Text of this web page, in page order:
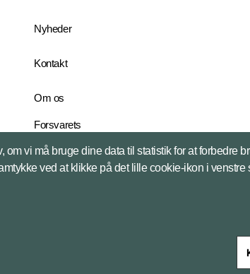
Nyheder
Kontakt
Om os
Forsvarets
English Edition
om vi må bruge dine data til statistik for at forbedre
ved at klikke på det lille cookie-ikon i